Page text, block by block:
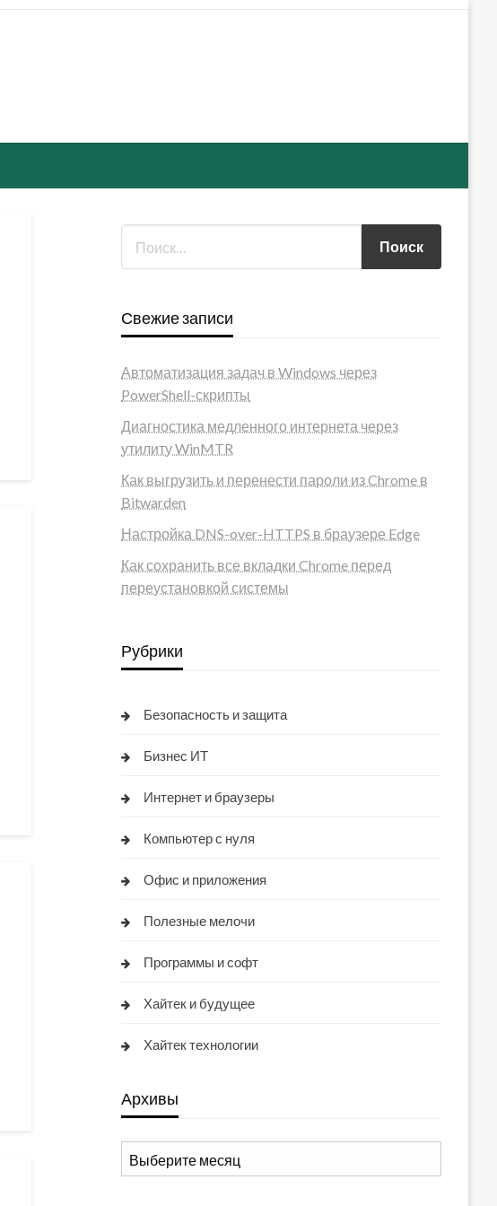
Свежие записи
Автоматизация задач в Windows через
PowerShell-скрипты
Диагностика медленного интернета через
утилиту WinMTR
Как выгрузить и перенести пароли из Chrome в
Bitwarden
Настройка DNS-over-HTTPS в браузере Edge
Как сохранить все вкладки Chrome перед
переустановкой системы
Рубрики
Безопасность и защита
Бизнес ИТ
Интернет и браузеры
Компьютер с нуля
Офис и приложения
Полезные мелочи
Программы и софт
Хайтек и будущее
Хайтек технологии
Архивы
Архивы